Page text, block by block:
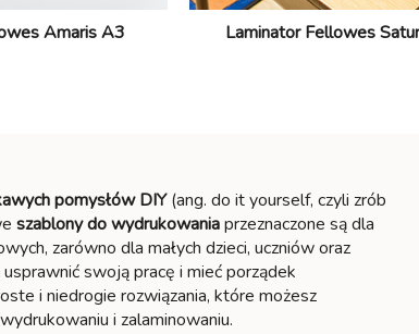
Amaris A3 Laminator Fellowes
pomysłów DIY(ang. do it yourself, czyli zrób
szablony do wydrukowaniaprzeznaczone są dla
zarówno dla małych dzieci, uczniów oraz
swoją pracę i mieć porządek
i niedrogie rozwiązania, które możesz
i zalaminowaniu.